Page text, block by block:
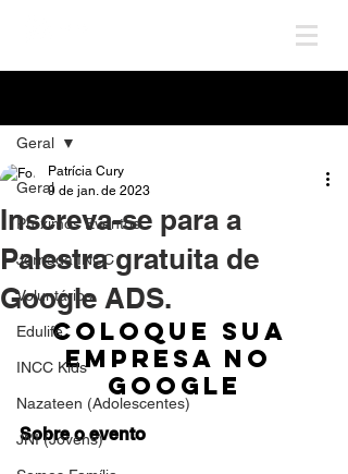
Geral
Próximos Eventos
Jornada INCC
Voluntários
Edulife
INCC Kids
Nazateen (Adolescentes)
JNI (Jovens)
Geral
Inscreva-se para a
Palestra gratuita de
Google ADS.
Patrícia Cury
9 de jan. de 2023
Coloque Sua
Empresa no
Google
Sobre o evento